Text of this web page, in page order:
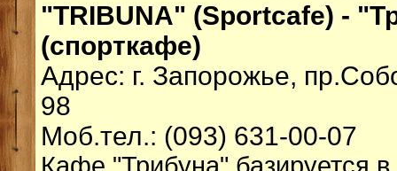
"TRIBUNA" (Sportcafe) -
(спорткафе)
Адрес: г. Запорожье,
98
Моб.тел.: (093) 631-00-07